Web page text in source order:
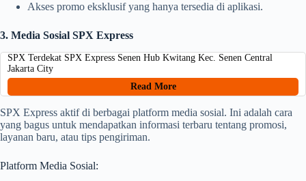
Akses promo eksklusif yang hanya tersedia di aplikasi.
3. Media Sosial SPX Express
SPX Terdekat SPX Express Senen Hub Kwitang Kec. Senen Central
Jakarta City
Read More
SPX Express aktif di berbagai platform media sosial. Ini adalah cara
yang bagus untuk mendapatkan informasi terbaru tentang promosi,
layanan baru, atau tips pengiriman.
Platform Media Sosial: